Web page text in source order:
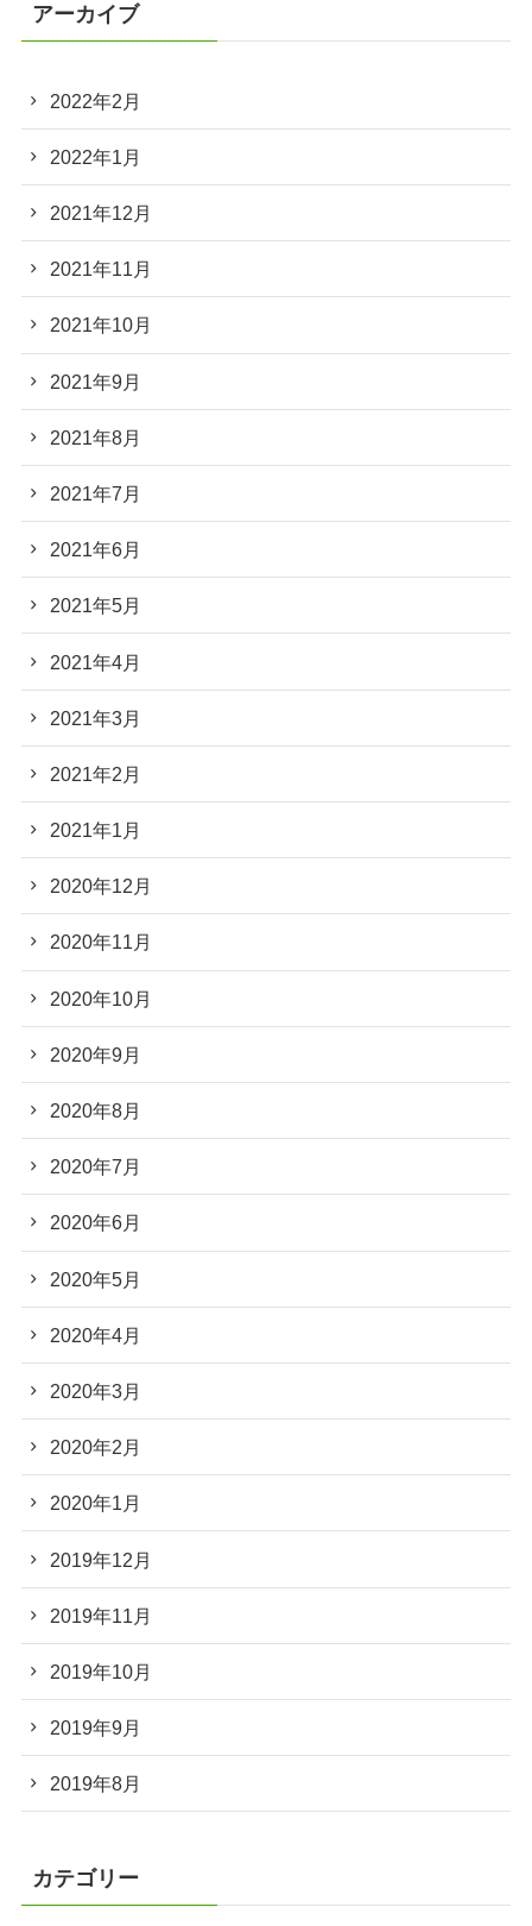
アーカイブ
2022年2月
2022年1月
2021年12月
2021年11月
2021年10月
2021年9月
2021年8月
2021年7月
2021年6月
2021年5月
2021年4月
2021年3月
2021年2月
2021年1月
2020年12月
2020年11月
2020年10月
2020年9月
2020年8月
2020年7月
2020年6月
2020年5月
2020年4月
2020年3月
2020年2月
2020年1月
2019年12月
2019年11月
2019年10月
2019年9月
2019年8月
カテゴリー